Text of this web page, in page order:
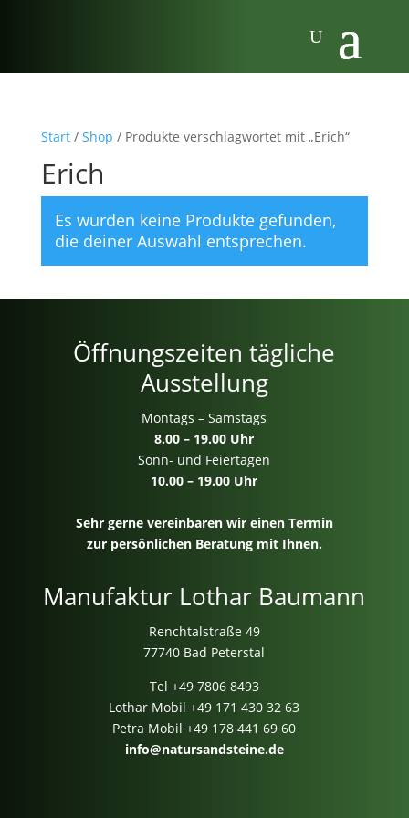
Start/ Shop / Produkte verschlagwortet mit „Erich“
Erich
Es wurden keine Produkte gefunden,
die deiner Auswahl entsprechen.
Öffnungszeiten tägliche
Ausstellung
Montags – Samstags
8.00 – 19.00 Uhr
Sonn- und Feiertagen
10.00 – 19.00 Uhr
Sehr gerne vereinbaren wir einen Termin
zur persönlichen Beratung mit Ihnen.
Manufaktur Lothar Baumann
Renchtalstraße 49
77740 Bad Peterstal
Tel +49 7806 8493
Lothar Mobil+49 171 430 32 63
Petra Mobil+49 178 441 69 60
info@natursandsteine.de